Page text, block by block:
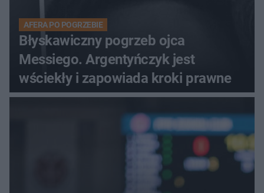
AFERA PO POGRZEBIE
Błyskawiczny pogrzeb ojca
Messiego. Argentyńczyk jest
wściekły i zapowiada kroki prawne